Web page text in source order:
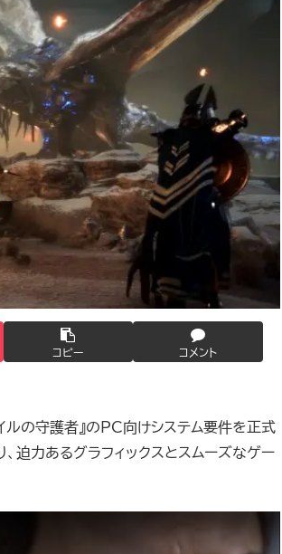
コピー コメント
の守護者』のPC向けシステム要件を正式
迫力あるグラフィックスとスムーズなゲー